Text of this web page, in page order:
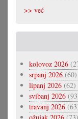
>> već
kolovoz 2026
srpanj 2026 (60)
lipanj 2026 (62)
svibanj 2026
travanj 2026